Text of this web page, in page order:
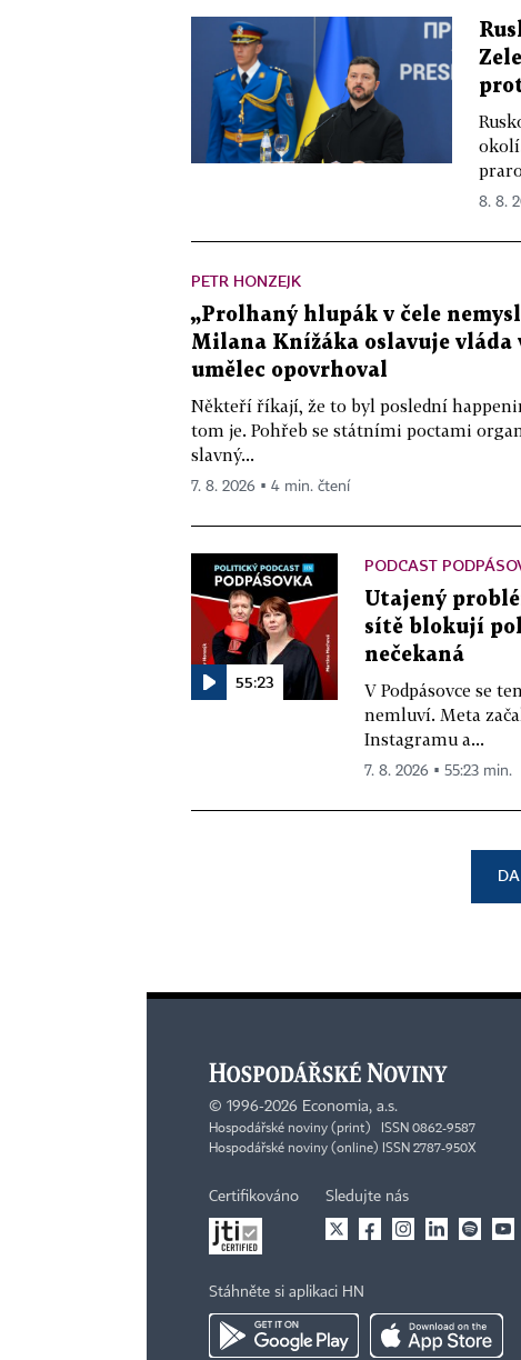
8. 8.
PETR HONZEJK
„Prolhaný hlupák v čele
Milana Knížáka oslavuje vláda
umělec opovrhoval
Někteří říkají, že to byl poslední
tom je. Pohřeb se státními poctami
slavný...
7. 8. 2026 ▪ 4 min. čtení
55:23
PODCAST
Utajený
sítě blokují
nečekaná
V Podpásovce se
nemluví. Meta
Instagramu a...
7. 8. 2026 ▪ 55:23 min.
© 1996-2026 Economia, a.s.
Hospodářské noviny (print) ISSN 0862-9587
Hospodářské noviny (online) ISSN 2787-950X
Certifikováno Sledujte nás
Stáhněte si aplikaci HN